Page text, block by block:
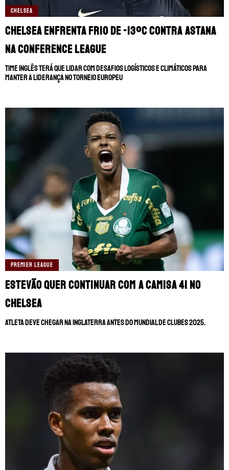
CHELSEA
Chelsea enfrenta frio de -13ºC contra Astana
na Conference League
Time inglês terá que lidar com desafios logísticos e climáticos para
manter a liderança no torneio europeu
PREMIER LEAGUE
Estevão quer continuar com a camisa 41 no
Chelsea
Atleta deve chegar na Inglaterra antes do Mundial de Clubes 2025.